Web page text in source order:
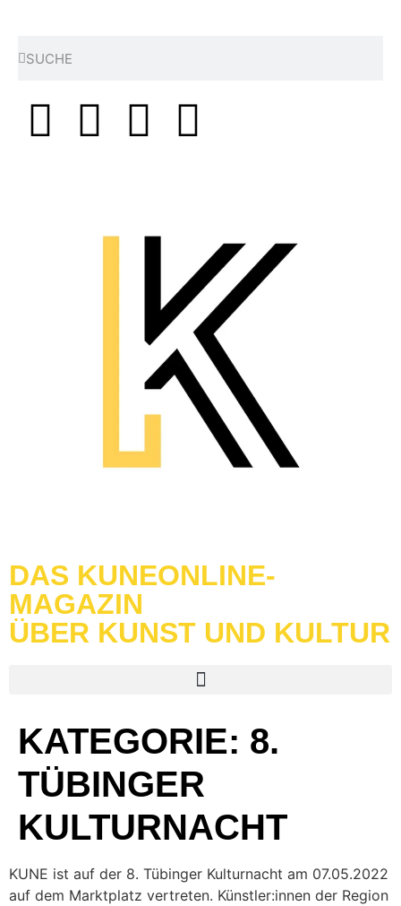
DAS KUNEONLINE-
MAGAZIN
ÜBER KUNST UND KULTUR
KATEGORIE: 8.
TÜBINGER
KULTURNACHT
KUNE ist auf der 8. Tübinger Kulturnacht am 07.05.2022
auf dem Marktplatz vertreten. Künstler:innen der Region